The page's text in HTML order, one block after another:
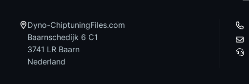
Dyno-ChiptuningFiles.com
Baarnschedijk 6 C1
3741 LR Baarn
Nederland